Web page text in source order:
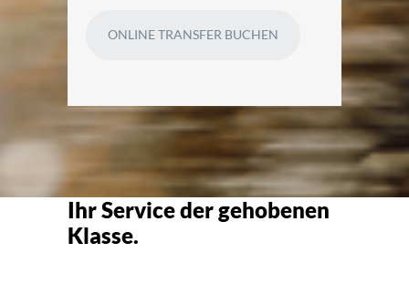
ONLINE TRANSFER BUCHEN
Ihr Service der gehobenen
Klasse.